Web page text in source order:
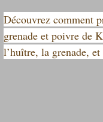
Découvrez comment
grenade et poivre de
l’huître, la grenade,